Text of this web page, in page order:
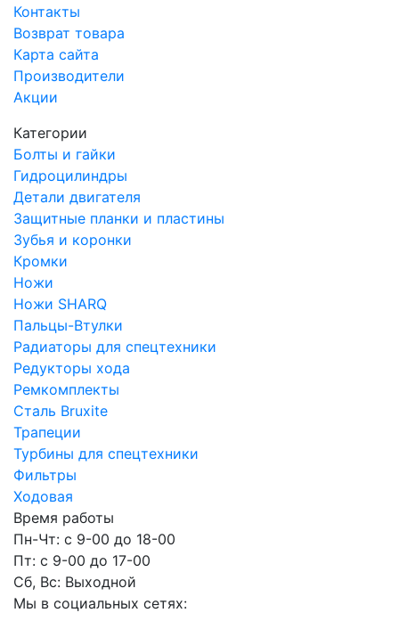
Контакты
Возврат товара
Карта сайта
Производители
Акции
Категории
Болты и гайки
Гидроцилиндры
Детали двигателя
Защитные планки и пластины
Зубья и коронки
Кромки
Ножи
Ножи SHARQ
Пальцы-Втулки
Радиаторы для спецтехники
Редукторы хода
Ремкомплекты
Сталь Bruxite
Трапеции
Турбины для спецтехники
Фильтры
Ходовая
Время работы
Пн-Чт: с 9-00 до 18-00
Пт: с 9-00 до 17-00
Сб, Вс: Выходной
Мы в социальных сетях: